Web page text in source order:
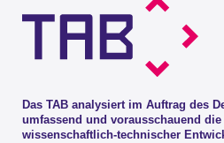
Das TAB analysiert im Auftrag des
umfassend und vorausschauend die
wissenschaftlich-technischer